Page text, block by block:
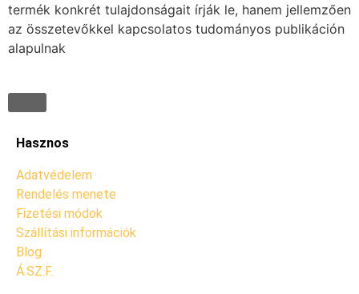
termék konkrét tulajdonságait írják le, hanem jellemzően
az összetevőkkel kapcsolatos tudományos publikáción
alapulnak
Hasznos
Adatvédelem
Rendelés menete
Fizetési módok
Szállítási információk
Blog
Á.SZ.F.